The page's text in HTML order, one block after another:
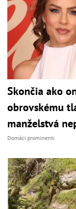
Skončia ako
obrovskému
manželstvá
Domáci prominenti